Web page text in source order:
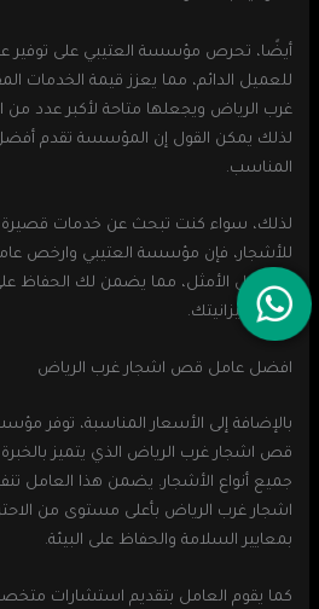
أيضًا، تحرص مؤسسة العتيبي على
للعميل الدائم، مما يعزز قيمة
غرب الرياض ويجعلها متاحة لأكبر عدد من
لذلك يمكن القول إن المؤسسة تقدم
المناسب.
لذلك، سواء كنت تبحث عن خدمات قصيرة
للأشجار، فإن مؤسسة العتيبي وارخص
هو الحل الأمثل، مما يضمن لك الحفاظ
إرهاق ميزانيتك.
افضل عامل قص اشجار غرب الرياض
بالإضافة إلى الأسعار المناسبة، توفر
قص اشجار غرب الرياض الذي يتميز
جميع أنواع الأشجار. يضمن هذا العامل
اشجار غرب الرياض بأعلى مستوى من
بمعايير السلامة والحفاظ على البيئة.
كما يقوم العامل بتقديم استشارات